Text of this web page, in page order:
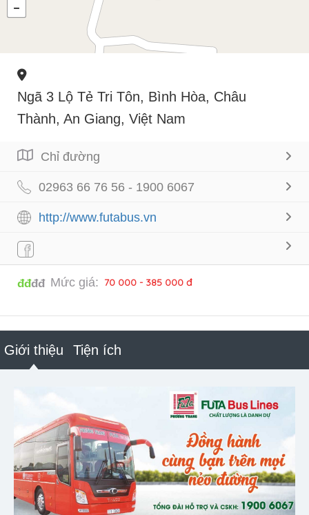
Ngã 3 Lộ Tẻ Tri Tôn, Bình Hòa, Châu
Thành, An Giang, Việt Nam
Chỉ đường
02963 66 76 56 - 1900 6067
http://www.futabus.vn
đđđđ Mức giá: 70 000 - 385 000 đ
Giới thiệu Tiện ích